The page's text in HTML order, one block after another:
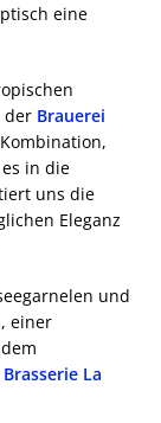
eine
der Brauerei
in die
uns die
Eleganz
und
einer
Brasserie La